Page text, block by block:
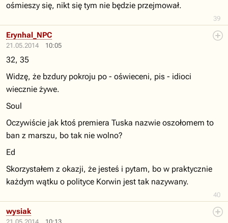
39
ośmieszy się, nikt się tym nie będzie przejmował.
21.05.2014 10:05
40
Erynhal_NPC
32, 35
Widzę, że bzdury pokroju po - oświeceni, pis - idioci
wiecznie żywe.
Soul
Oczywiście jak ktoś premiera Tuska nazwie oszołomem to
ban z marszu, bo tak nie wolno?
Ed
Skorzystałem z okazji, że jesteś i pytam, bo w praktycznie
każdym wątku o polityce Korwin jest tak nazywany.
wysiak